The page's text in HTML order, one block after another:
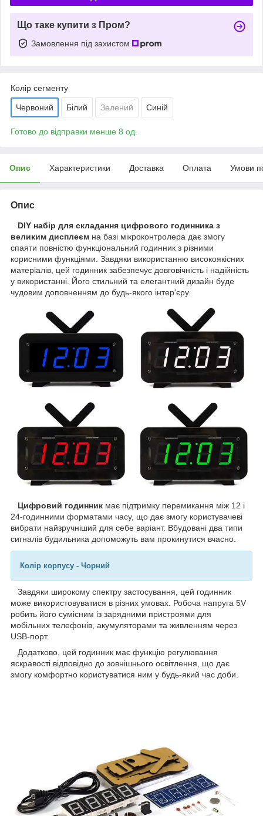
Що таке купити з Пром?
Замовлення під захистом
Колір сегменту
Червоний Білий Зелений Синій
Готово до відправки менше 8 од.
Опис Характеристики Доставка Оплата Умови
Опис
DIY набір для складання цифрового годинника з
великим дисплеєм на базі мікроконтролера дає змогу
спаяти повністю функціональний годинник з різними
корисними функціями. Завдяки використанню високоякісних
матеріалів, цей годинник забезпечує довговічність і надійність
у використанні. Його стильний та елегантний дизайн буде
чудовим доповненням до будь-якого інтер'єру.
Цифровий годинник має підтримку перемикання між 12 і
24-годинними форматами часу, що дає змогу користувачеві
вибрати найзручніший для себе варіант. Вбудовані два типи
сигналів будильника допоможуть вам прокинутися вчасно.
Колір корпусу - Чорний
Завдяки широкому спектру застосування, цей годинник
може використовуватися в різних умовах. Робоча напруга 5V
робить його сумісним із зарядними пристроями для
мобільних телефонів, акумуляторами та живленням через
USB-порт.
Додатково, цей годинник має функцію регулювання
яскравості відповідно до зовнішнього освітлення, що дає
змогу комфортно користуватися ним у будь-який час доби.